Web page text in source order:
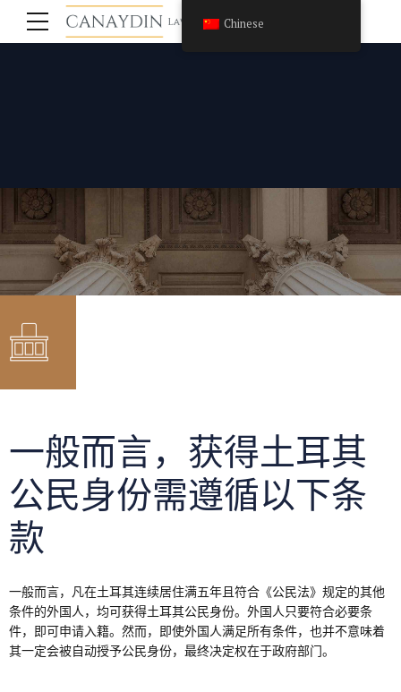
一般而言，获得土耳其
公民身份需遵循以下条
款
一般而言，凡在土耳其连续居住满五年且符合《公民法》规定的其他
条件的外国人，均可获得土耳其公民身份。外国人只要符合必要条
件，即可申请入籍。然而，即使外国人满足所有条件，也并不意味着
其一定会被自动授予公民身份，最终决定权在于政府部门。
Chinese